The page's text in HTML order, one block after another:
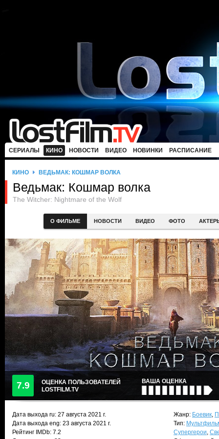
СЕРИАЛЫ КИНО НОВОСТИ ВИДЕО НОВИНКИ РАСПИСАНИЕ
КИНО ВЕДЬМАК: КОШМАР ВОЛКА
Ведьмак: Кошмар волка
The Witcher: Nightmare of the Wolf
О ФИЛЬМЕ НОВОСТИ ВИДЕО ФОТО
7.9
ОЦЕНКА ПОЛЬЗОВАТЕЛЕЙ
LOSTFILM.TV
ВАША ОЦЕНКА
Дата выхода ru: 27 августа 2021 г.
Дата выхода eng: 23 августа 2021 г.
Рейтинг IMDb: 7.2
Жанр: Боевик,
Тип:
Супергерои,